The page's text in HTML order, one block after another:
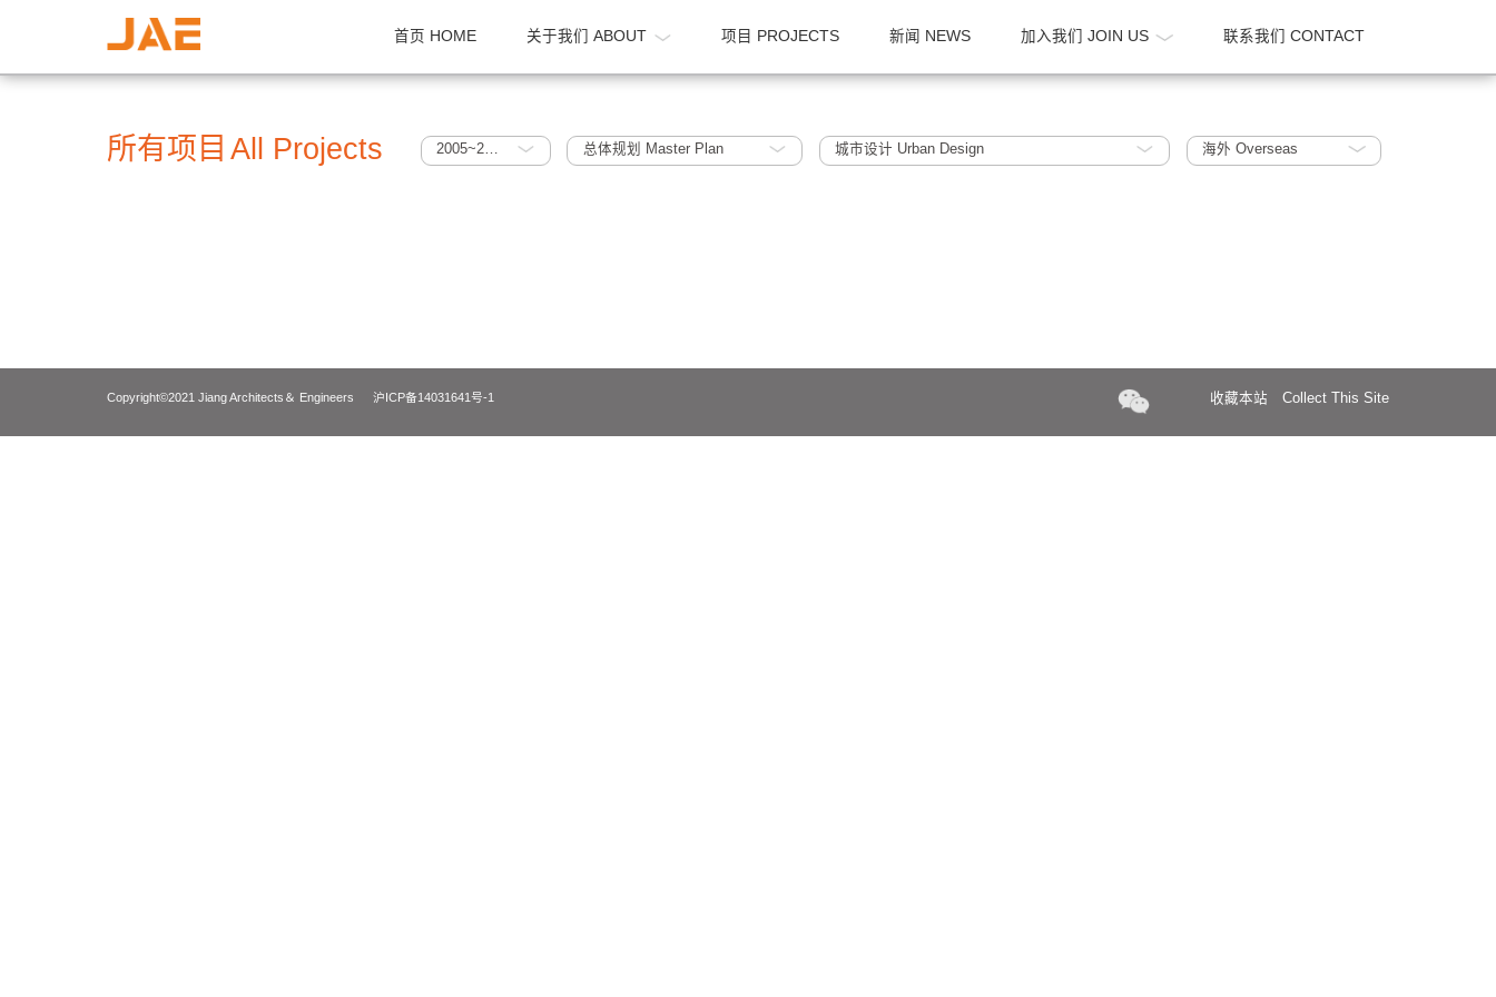
首页 HOME 关于我们 ABOUT 项目 PROJECTS 新闻 NEWS 加入我们 JOIN US 联系我们
所有项目All Projects 2005~2010 总体规划 Master Plan 城市设计 Urban Design 海外 Overseas
Copyright©2021 Jiang Architects＆ Engineers 沪ICP备14031641号-1